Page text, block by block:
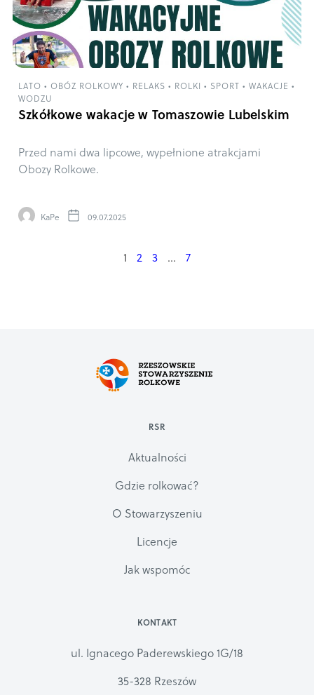
LATO • OBÓZ ROLKOWY • RELAKS • ROLKI • SPORT • WAKACJE •
WODZU
Szkółkowe wakacje w Tomaszowie Lubelskim
Przed nami dwa lipcowe, wypełnione atrakcjami
Obozy Rolkowe.
KaPe 09.07.2025
1 2 3 … 7
RSR
Aktualności
Gdzie rolkować?
O Stowarzyszeniu
Licencje
Jak wspomóc
KONTAKT
ul. Ignacego Paderewskiego 1G/18
35-328 Rzeszów